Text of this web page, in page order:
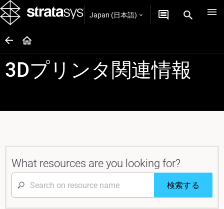
Japan (日本語)
3Dプリンタ関連情報
What resources are you looking for?
検索する